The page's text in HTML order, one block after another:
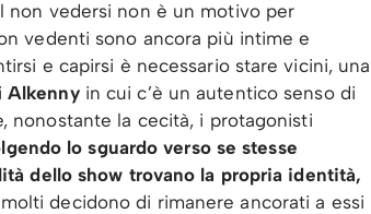
non vedersi non è un motivo per
vedenti sono ancora più intime e
e capirsi è necessario stare vicini, una
Alkenny in cui c’è un autentico senso di
nonostante la cecità, i protagonisti
lo sguardo verso se stesse
dello show trovano la propria identità,
decidono di rimanere ancorati a essi